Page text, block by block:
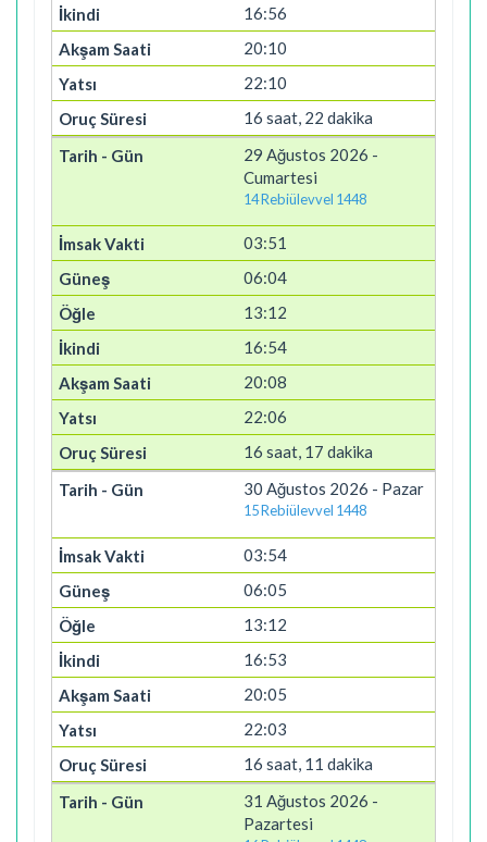
16:56
20:10
22:10
16 saat, 22 dakika
29 Ağustos 2026 -
Cumartesi
14 Rebiülevvel 1448
03:51
06:04
13:12
16:54
20:08
22:06
16 saat, 17 dakika
30 Ağustos 2026 - Pazar
15 Rebiülevvel 1448
03:54
06:05
13:12
16:53
20:05
22:03
16 saat, 11 dakika
31 Ağustos 2026 -
Pazartesi